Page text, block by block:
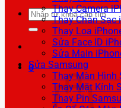
Tìm
kiếm:
0
Thay Camera
Thay Chân Sạc
Thay Loa
Sửa Face ID
Sửa Main
Sửa Samsung
Thay Màn Hình
Thay Mặt Kính
Thay Pin